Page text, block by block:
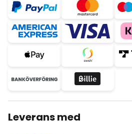
Leverans med